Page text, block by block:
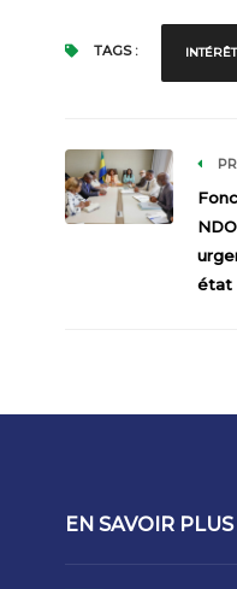
TAGS :
état
EN SAVOIR